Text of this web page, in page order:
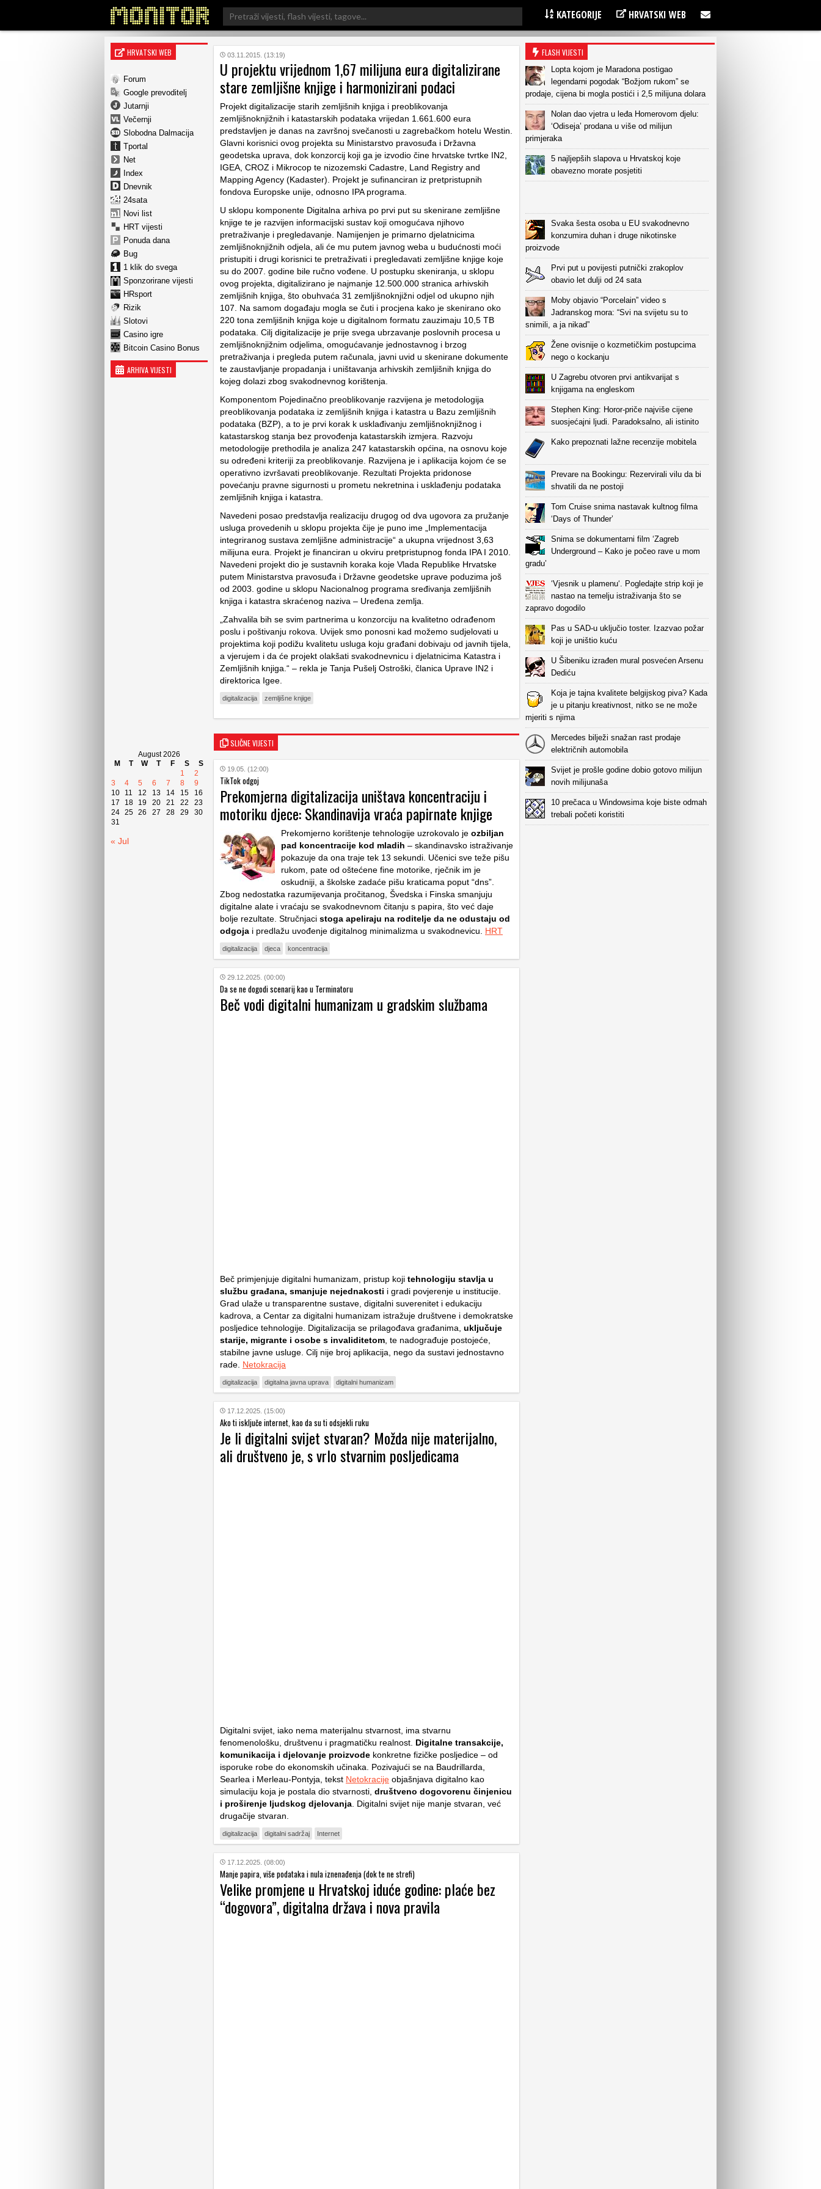
Search
for:
KATEGORIJE HRVATSKI WEB
HRVATSKI WEB
Forum
Google prevoditelj
Jutarnji
Večernji
Slobodna Dalmacija
Tportal
Net
Index
Dnevnik
24sata
Novi list
HRT vijesti
Ponuda dana
Bug
1 klik do svega
Sponzorirane vijesti
HRsport
Rizik
Slotovi
Casino igre
Bitcoin Casino Bonus
ARHIVA VIJESTI
August 2026
M
T W T F S
S
1
2
3
4 5 6 7 8
9
10
11 12 13 14 15
16
17
18 19 20 21 22
23
24 25 26 27 28 29
30
31
« Jul
03.11.2015. (13:19)
U projektu vrijednom 1,67 milijuna eura digitalizirane
stare zemljišne knjige i harmonizirani podaci
Projekt digitalizacije starih zemljišnih knjiga i preoblikovanja
zemljišnoknjižnih i katastarskih podataka vrijedan 1.661.600 eura
predstavljen je danas na završnoj svečanosti u zagrebačkom hotelu Westin.
Glavni korisnici ovog projekta su Ministarstvo pravosuđa i Državna
geodetska uprava, dok konzorcij koji ga je izvodio čine hrvatske tvrtke IN2,
IGEA, CROZ i Mikrocop te nizozemski Cadastre, Land Registry and
Mapping Agency (Kadaster). Projekt je sufinanciran iz pretpristupnih
fondova Europske unije, odnosno IPA programa.
U sklopu komponente Digitalna arhiva po prvi put su skenirane zemljišne
knjige te je razvijen informacijski sustav koji omogućava njihovo
pretraživanje i pregledavanje. Namijenjen je primarno djelatnicima
zemljišnoknjižnih odjela, ali će mu putem javnog weba u budućnosti moći
pristupiti i drugi korisnici te pretraživati i pregledavati zemljišne knjige koje
su do 2007. godine bile ručno vođene. U postupku skeniranja, u sklopu
ovog projekta, digitalizirano je najmanje 12.500.000 stranica arhivskih
zemljišnih knjiga, što obuhvaća 31 zemljišnoknjižni odjel od ukupno njih
107. Na samom događaju mogla se čuti i procjena kako je skenirano oko
220 tona zemljišnih knjiga koje u digitalnom formatu zauzimaju 10,5 TB
podataka. Cilj digitalizacije je prije svega ubrzavanje poslovnih procesa u
zemljišnoknjižnim odjelima, omogućavanje jednostavnog i brzog
pretraživanja i pregleda putem računala, javni uvid u skenirane dokumente
te zaustavljanje propadanja i uništavanja arhivskih zemljišnih knjiga do
kojeg dolazi zbog svakodnevnog korištenja.
Komponentom Pojedinačno preoblikovanje razvijena je metodologija
preoblikovanja podataka iz zemljišnih knjiga i katastra u Bazu zemljišnih
podataka (BZP), a to je prvi korak k usklađivanju zemljišnoknjižnog i
katastarskog stanja bez provođenja katastarskih izmjera. Razvoju
metodologije prethodila je analiza 247 katastarskih općina, na osnovu koje
su određeni kriteriji za preoblikovanje. Razvijena je i aplikacija kojom će se
operativno izvršavati preoblikovanje. Rezultati Projekta pridonose
povećanju pravne sigurnosti u prometu nekretnina i usklađenju podataka
zemljišnih knjiga i katastra.
Navedeni posao predstavlja realizaciju drugog od dva ugovora za pružanje
usluga provedenih u sklopu projekta čije je puno ime „Implementacija
integriranog sustava zemljišne administracije“ a ukupna vrijednost 3,63
milijuna eura. Projekt je financiran u okviru pretpristupnog fonda IPA I 2010.
Navedeni projekt dio je sustavnih koraka koje Vlada Republike Hrvatske
putem Ministarstva pravosuđa i Državne geodetske uprave poduzima još
od 2003. godine u sklopu Nacionalnog programa sređivanja zemljišnih
knjiga i katastra skraćenog naziva – Uređena zemlja.
„Zahvalila bih se svim partnerima u konzorciju na kvalitetno odrađenom
poslu i poštivanju rokova. Uvijek smo ponosni kad možemo sudjelovati u
projektima koji podižu kvalitetu usluga koju građani dobivaju od javnih tijela,
a vjerujem i da će projekt olakšati svakodnevnicu i djelatnicima Katastra i
Zemljišnih knjiga.“ – rekla je Tanja Pušelj Ostroški, članica Uprave IN2 i
direktorica Igee.
digitalizacija zemljišne knjige
SLIČNE VIJESTI
19.05. (12:00)
TikTok odgoj
Prekomjerna digitalizacija uništava koncentraciju i
motoriku djece: Skandinavija vraća papirnate knjige
Prekomjerno korištenje tehnologije uzrokovalo je ozbiljan
pad koncentracije kod mladih – skandinavsko istraživanje
pokazuje da ona traje tek 13 sekundi. Učenici sve teže pišu
rukom, pate od oštećene fine motorike, rječnik im je
oskudniji, a školske zadaće pišu kraticama poput “dns”.
Zbog nedostatka razumijevanja pročitanog, Švedska i Finska smanjuju
digitalne alate i vraćaju se svakodnevnom čitanju s papira, što već daje
bolje rezultate. Stručnjaci stoga apeliraju na roditelje da ne odustaju od
odgoja i predlažu uvođenje digitalnog minimalizma u svakodnevicu. HRT
digitalizacija djeca koncentracija
29.12.2025. (00:00)
Da se ne dogodi scenarij kao u Terminatoru
Beč vodi digitalni humanizam u gradskim službama
Beč primjenjuje digitalni humanizam, pristup koji tehnologiju stavlja u
službu građana, smanjuje nejednakosti i gradi povjerenje u institucije.
Grad ulaže u transparentne sustave, digitalni suverenitet i edukaciju
kadrova, a Centar za digitalni humanizam istražuje društvene i demokratske
posljedice tehnologije. Digitalizacija se prilagođava građanima, uključuje
starije, migrante i osobe s invaliditetom , te nadograđuje postojeće,
stabilne javne usluge. Cilj nije broj aplikacija, nego da sustavi jednostavno
rade. Netokracija
digitalizacija digitalna javna uprava digitalni humanizam
17.12.2025. (15:00)
Ako ti isključe internet, kao da su ti odsjekli ruku
Je li digitalni svijet stvaran? Možda nije materijalno,
ali društveno je, s vrlo stvarnim posljedicama
Digitalni svijet, iako nema materijalnu stvarnost, ima stvarnu
fenomenološku, društvenu i pragmatičku realnost. Digitalne transakcije,
komunikacija i djelovanje proizvode konkretne fizičke posljedice – od
isporuke robe do ekonomskih učinaka. Pozivajući se na Baudrillarda,
Searlea i Merleau-Pontyja, tekst Netokracije objašnjava digitalno kao
simulaciju koja je postala dio stvarnosti, društveno dogovorenu činjenicu
i proširenje ljudskog djelovanja . Digitalni svijet nije manje stvaran, već
drugačije stvaran.
digitalizacija digitalni sadržaj Internet
17.12.2025. (08:00)
Manje papira, više podataka i nula iznenađenja (dok te ne strefi)
Velike promjene u Hrvatskoj iduće godine: plaće bez
“dogovora”, digitalna država i nova pravila
FLASH VIJESTI
Lopta kojom je Maradona postigao
legendarni pogodak “Božjom rukom” se
prodaje, cijena bi mogla postići i 2,5 milijuna dolara
Nolan dao vjetra u leđa Homerovom djelu:
‘Odiseja’ prodana u više od milijun
primjeraka
5 najljepših slapova u Hrvatskoj koje
obavezno morate posjetiti
Svaka šesta osoba u EU svakodnevno
konzumira duhan i druge nikotinske
proizvode
Prvi put u povijesti putnički zrakoplov
obavio let dulji od 24 sata
Moby objavio “Porcelain” video s
Jadranskog mora: “Svi na svijetu su to
snimili, a ja nikad”
Žene ovisnije o kozmetičkim postupcima
nego o kockanju
U Zagrebu otvoren prvi antikvarijat s
knjigama na engleskom
Stephen King: Horor-priče najviše cijene
suosjećajni ljudi. Paradoksalno, ali istinito
Kako prepoznati lažne recenzije mobitela
Prevare na Bookingu: Rezervirali vilu da bi
shvatili da ne postoji
Tom Cruise snima nastavak kultnog filma
‘Days of Thunder’
Snima se dokumentarni film ‘Zagreb
Underground – Kako je počeo rave u mom
gradu’
‘Vjesnik u plamenu‘. Pogledajte strip koji je
nastao na temelju istraživanja što se
zapravo dogodilo
Pas u SAD-u uključio toster. Izazvao požar
koji je uništio kuću
U Šibeniku izrađen mural posvećen Arsenu
Dediću
Koja je tajna kvalitete belgijskog piva? Kada
je u pitanju kreativnost, nitko se ne može
mjeriti s njima
Mercedes bilježi snažan rast prodaje
električnih automobila
Svijet je prošle godine dobio gotovo milijun
novih milijunaša
10 prečaca u Windowsima koje biste odmah
trebali početi koristiti